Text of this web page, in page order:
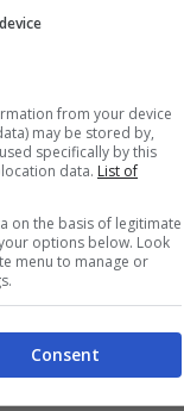
con Conte
dell’esterno e
ci ha
from your device
may be stored by,
specifically by this
data. List of
on the basis of legitimate
options below. Look
menu to manage or
Consent